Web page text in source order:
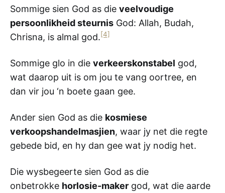
Sommige sien God as die veelvoudige
persoonlikheid steurnis God: Allah, Budah,
Chrisna, is almal god.[4]
Sommige glo in die verkeerskonstabel god,
wat daarop uit is om jou te vang oortree, en
dan vir jou ‘n boete gaan gee.
Ander sien God as die kosmiese
verkoopshandelmasjien, waar jy net die regte
gebede bid, en hy dan gee wat jy nodig het.
Die wysbegeerte sien God as die
onbetrokke horlosie-maker god, wat die aarde